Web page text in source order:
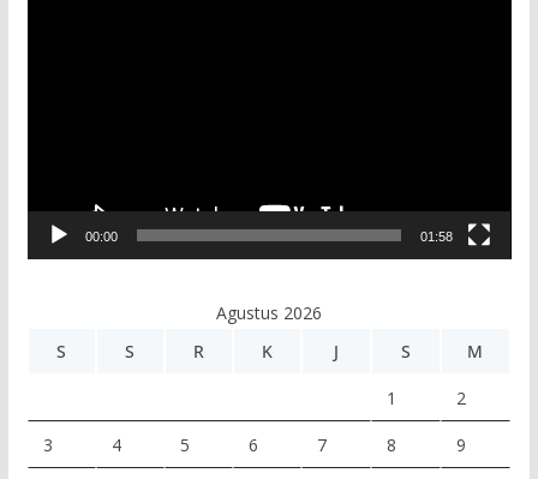
V
00:00 01:58
Agustus 2026
S
S R K J S M
1 2
3 4 5 6 7 8 9